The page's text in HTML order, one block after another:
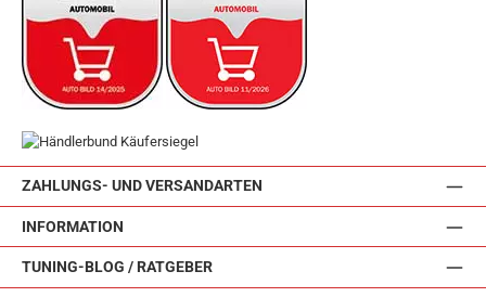
ZAHLUNGS- UND VERSANDARTEN
INFORMATION
TUNING-BLOG / RATGEBER